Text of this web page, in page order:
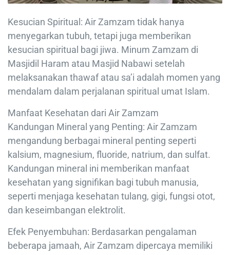
Kesucian Spiritual: Air Zamzam tidak hanya
menyegarkan tubuh, tetapi juga memberikan
kesucian spiritual bagi jiwa. Minum Zamzam di
Masjidil Haram atau Masjid Nabawi setelah
melaksanakan thawaf atau sa’i adalah momen yang
mendalam dalam perjalanan spiritual umat Islam.
Manfaat Kesehatan dari Air Zamzam
Kandungan Mineral yang Penting: Air Zamzam
mengandung berbagai mineral penting seperti
kalsium, magnesium, fluoride, natrium, dan sulfat.
Kandungan mineral ini memberikan manfaat
kesehatan yang signifikan bagi tubuh manusia,
seperti menjaga kesehatan tulang, gigi, fungsi otot,
dan keseimbangan elektrolit.
Efek Penyembuhan: Berdasarkan pengalaman
beberapa jamaah, Air Zamzam dipercaya memiliki